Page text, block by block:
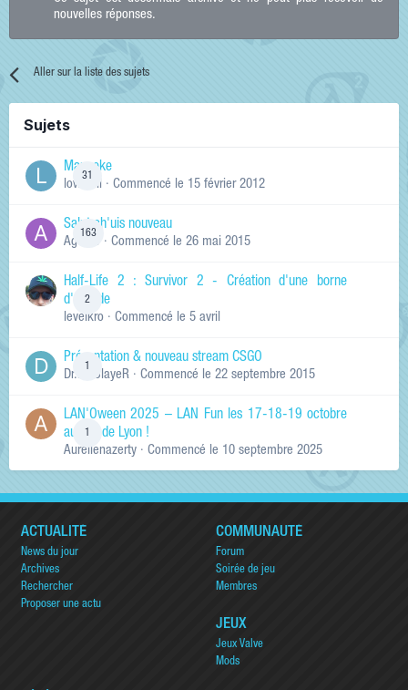
nouvelles réponses.
Aller sur la liste des sujets
Sujets
31
Manneke
lowskill · Commencé le 15 février 2012
163
Salut ch'uis nouveau
Ag0Nie · Commencé le 26 mai 2015
2
Half-Life 2 : Survivor 2 - Création d'une borne
d'arcade
levelkro · Commencé le 5 avril
Présentation & nouveau stream CSGO
Dr.KinSlayeR · Commencé le 22 septembre 2015
LAN'Oween 2025 – LAN Fun les 17-18-19 octobre
au sud de Lyon !
Aurelienazerty · Commencé le 10 septembre 2025
ACTUALITÉ
News du jour
Archives
Rechercher
Proposer une actu
COMMUNAUTÉ
Forum
Soirée de jeu
Membres
JEUX
Jeux Valve
Mods